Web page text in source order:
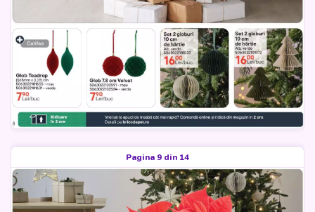
Pagina 9 din 14